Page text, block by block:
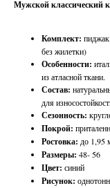
Мужской классический
Комплект:
без жилетки)
Особенности:
из атласной ткани.
Состав:
для
Сезонность:
Покрой:
Ростовка: до 1,95
Размеры: 48- 56
Цвет: синий
Рисунок: